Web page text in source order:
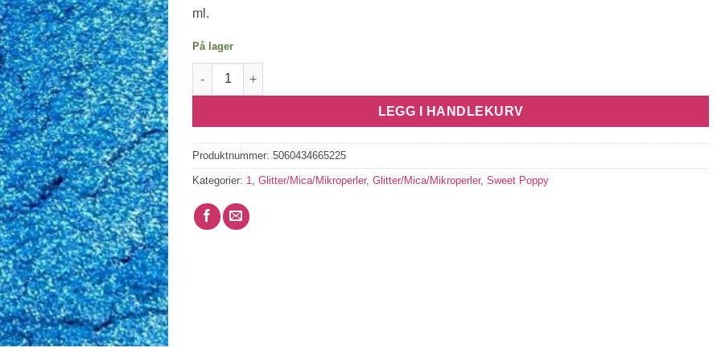
ml.
På lager
Mica Powder - Blue Gold antall
LEGG I HANDLEKURV
Produktnummer: 5060434665225
Kategorier: 1, Glitter/Mica/Mikroperler, Glitter/Mica/Mikroperler, Sweet Poppy